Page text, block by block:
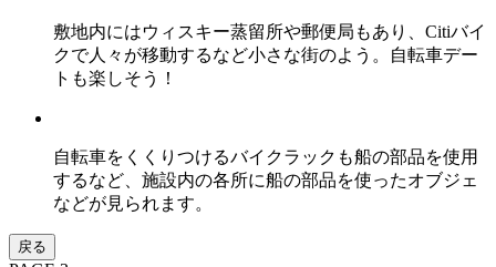
敷地内にはウィスキー蒸留所や郵便局もあり、Citiバイ
クで人々が移動するなど小さな街のよう。自転車デー
トも楽しそう！
自転車をくくりつけるバイクラックも船の部品を使用
するなど、施設内の各所に船の部品を使ったオブジェ
などが見られます。
戻る